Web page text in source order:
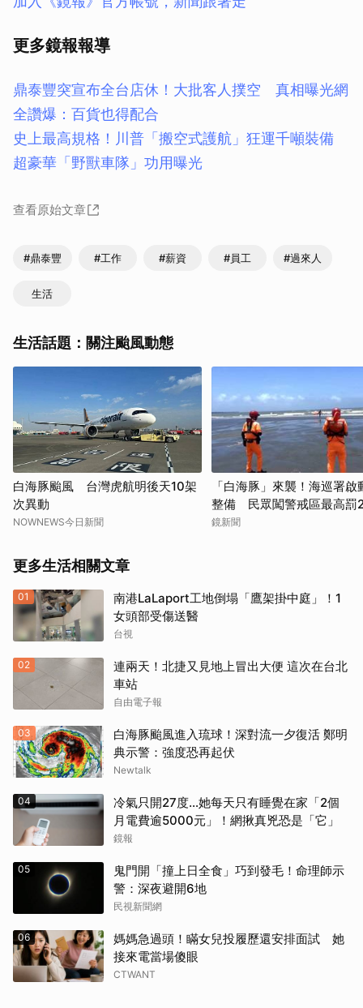
更多鏡報報導
鼎泰豐突宣布全台店休！大批客人撲空 真相曝光網
全讚爆：百貨也得配合
史上最高規格！川普「搬空式護航」狂運千噸裝備
超豪華「野獸車隊」功用曝光
查看原始文章
#鼎泰豐 #工作 #薪資 #員工 #過來人
生活
生活話題：關注颱風動態
白海豚颱風 台灣虎航明後天10架
次異動
NOWNEWS今日新聞
「白海豚」來襲！海巡署啟
整備 民眾闖警戒區最高罰
鏡新聞
更多生活相關文章
01
南港LaLaport工地倒塌「鷹架掛中庭」！1
女頭部受傷送醫
台視
02
連兩天！北捷又見地上冒出大便 這次在台北
車站
自由電子報
03
白海豚颱風進入琉球！深對流一夕復活 鄭明
典示警：強度恐再起伏
Newtalk
04
冷氣只開27度…她每天只有睡覺在家「2個
月電費逾5000元」！網揪真兇恐是「它」
鏡報
05
鬼門開「撞上日全食」巧到發毛！命理師示
警：深夜避開6地
民視新聞網
06
媽媽急過頭！瞞女兒投履歷還安排面試 她
接來電當場傻眼
CTWANT